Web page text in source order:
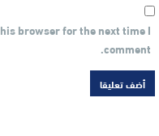
browser for the next time I
comment.